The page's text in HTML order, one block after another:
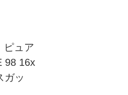
ピュア
98 16x
ガッ